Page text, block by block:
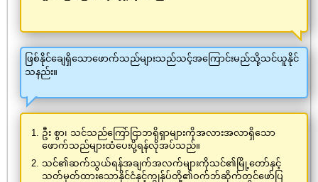
ဖြစ်နိုင်ချေရှိသောဖောက်သည်များသည်သင့်အကြောင်းမည်သို့သင်ယူနိုင်
သနည်း။
ဦး စွာ၊ သင်သည်ကြော်ငြာဘရိုရှာများကိုအလားအလာရှိသော
ဖောက်သည်များထံပေးပို့ရန်လိုအပ်သည်။
သင်၏ဆက်သွယ်ရန်အချက်အလက်များကိုသင်၏မြို့တော်နှင့်
သတ်မှတ်ထားသောနိုင်ငံနှင့်ကျွန်ုပ်တို့၏ဝက်ဘ်ဆိုက်တွင်ဖော်ပြ